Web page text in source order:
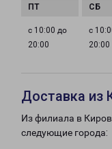
с 10:00 до
20:00
с
20:00
Доставка из
Из филиала в
следующие города: